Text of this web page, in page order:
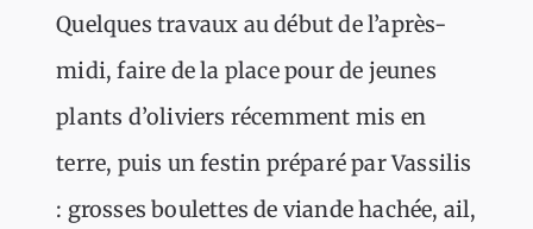
Quelques travaux au début de l’après-
midi, faire de la place pour de jeunes
plants d’oliviers récemment mis en
terre, puis un festin préparé par Vassilis
: grosses boulettes de viande hachée, ail,